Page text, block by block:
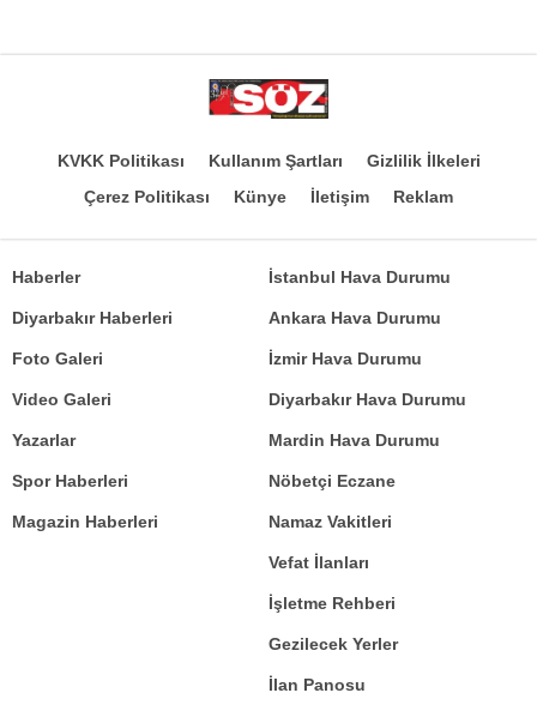
KVKK Politikası Kullanım Şartları
Gizlilik İlkeleri
Çerez Politikası
Künye İletişim Reklam
Haberler
Diyarbakır Haberleri
Foto Galeri
Video Galeri
Yazarlar
İstanbul Hava Durumu
Ankara Hava Durumu
İzmir Hava Durumu
Diyarbakır Hava Durumu
Mardin Hava Durumu
Spor Haberleri
Magazin Haberleri
Nöbetçi Eczane
Namaz Vakitleri
Vefat İlanları
İşletme Rehberi
Gezilecek Yerler
İlan Panosu